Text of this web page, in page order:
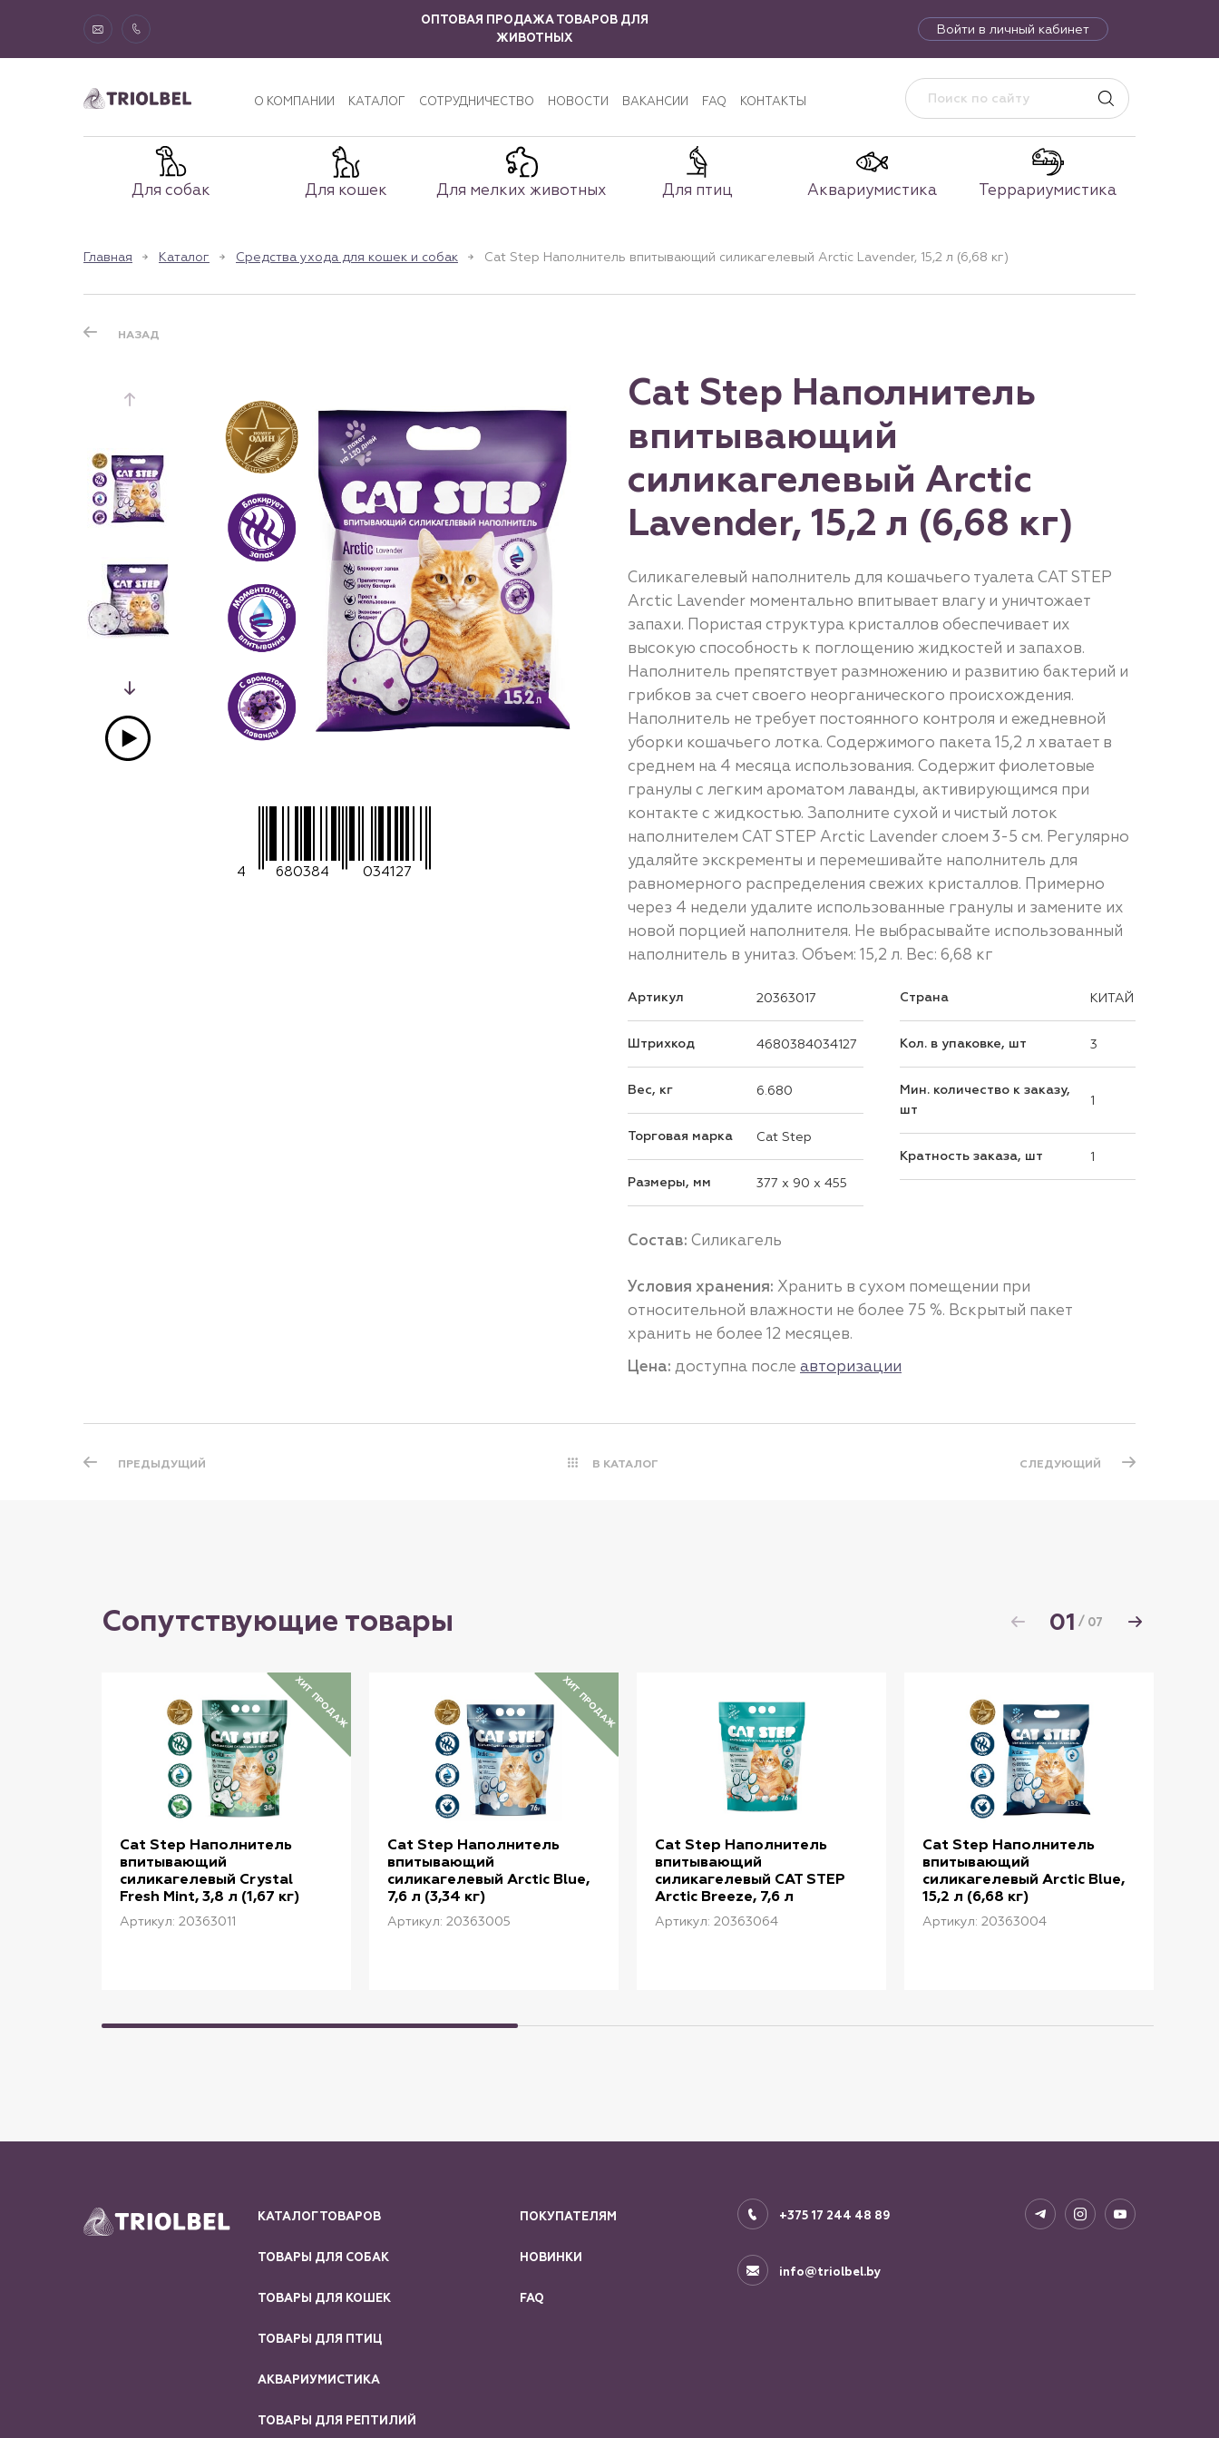
ОПТОВАЯ ПРОДАЖА ТОВАРОВ ДЛЯ
ЖИВОТНЫХ
Войти в личный кабинет
О КОМПАНИИ КАТАЛОГ СОТРУДНИЧЕСТВО НОВОСТИ ВАКАНСИИ FAQ КОНТАКТЫ
Для собак Для кошек Для мелких животных Для птиц Аквариумистика Террариумистика
Главная Каталог Средства ухода для кошек и собак Cat Step Наполнитель впитывающий силикагелевый Arctic Lavender, 15,2 л (6,68 кг)
НАЗАД
4 680384 034127
Cat Step Наполнитель
впитывающий
силикагелевый Arctic
Lavender, 15,2 л (6,68 кг)
Cиликагелевый наполнитель для кошачьего туалета CAT STEP
Arctic Lavender моментально впитывает влагу и уничтожает
запахи. Пористая структура кристаллов обеспечивает их
высокую способность к поглощению жидкостей и запахов.
Наполнитель препятствует размножению и развитию бактерий и
грибков за счет своего неорганического происхождения.
Наполнитель не требует постоянного контроля и ежедневной
уборки кошачьего лотка. Содержимого пакета 15,2 л хватает в
среднем на 4 месяца использования. Содержит фиолетовые
гранулы c легким ароматом лаванды, активирующимся при
контакте с жидкостью. Заполните сухой и чистый лоток
наполнителем CAT STEP Arctic Lavender слоем 3-5 см. Регулярно
удаляйте экскременты и перемешивайте наполнитель для
равномерного распределения свежих кристаллов. Примерно
через 4 недели удалите использованные гранулы и замените их
новой порцией наполнителя. Не выбрасывайте использованный
наполнитель в унитаз. Объем: 15,2 л. Вес: 6,68 кг
Артикул 20363017
Штрихкод 4680384034127
Вес, кг 6.680
Торговая марка Cat Step
Размеры, мм 377 x 90 x 455
Страна КИТАЙ
Кол. в упаковке, шт 3
Мин. количество к заказу,
шт
1
Кратность заказа, шт 1
Состав: Силикагель
Условия хранения: Хранить в сухом помещении при
относительной влажности не более 75 %. Вскрытый пакет
хранить не более 12 месяцев.
Цена: доступна после авторизации
ПРЕДЫДУЩИЙ В КАТАЛОГ СЛЕДУЮЩИЙ
Сопутствующие товары 01 / 07
ХИТ ПРОДАЖ
Cat Step Наполнитель
впитывающий
силикагелевый Crystal
Fresh Mint, 3,8 л (1,67 кг)
Артикул: 20363011
ХИТ ПРОДАЖ
Cat Step Наполнитель
впитывающий
силикагелевый Arctic Blue,
7,6 л (3,34 кг)
Артикул: 20363005
Cat Step Наполнитель
впитывающий
силикагелевый CAT STEP
Arctic Breeze, 7,6 л
Артикул: 20363064
Cat Step Наполнитель
впитывающий
силикагелевый Arctic Blue,
15,2 л (6,68 кг)
Артикул: 20363004
КАТАЛОГ ТОВАРОВ
ТОВАРЫ ДЛЯ СОБАК
ТОВАРЫ ДЛЯ КОШЕК
ТОВАРЫ ДЛЯ ПТИЦ
АКВАРИУМИСТИКА
ТОВАРЫ ДЛЯ РЕПТИЛИЙ
ПОКУПАТЕЛЯМ
НОВИНКИ
FAQ
+375 17 244 48 89
info@triolbel.by